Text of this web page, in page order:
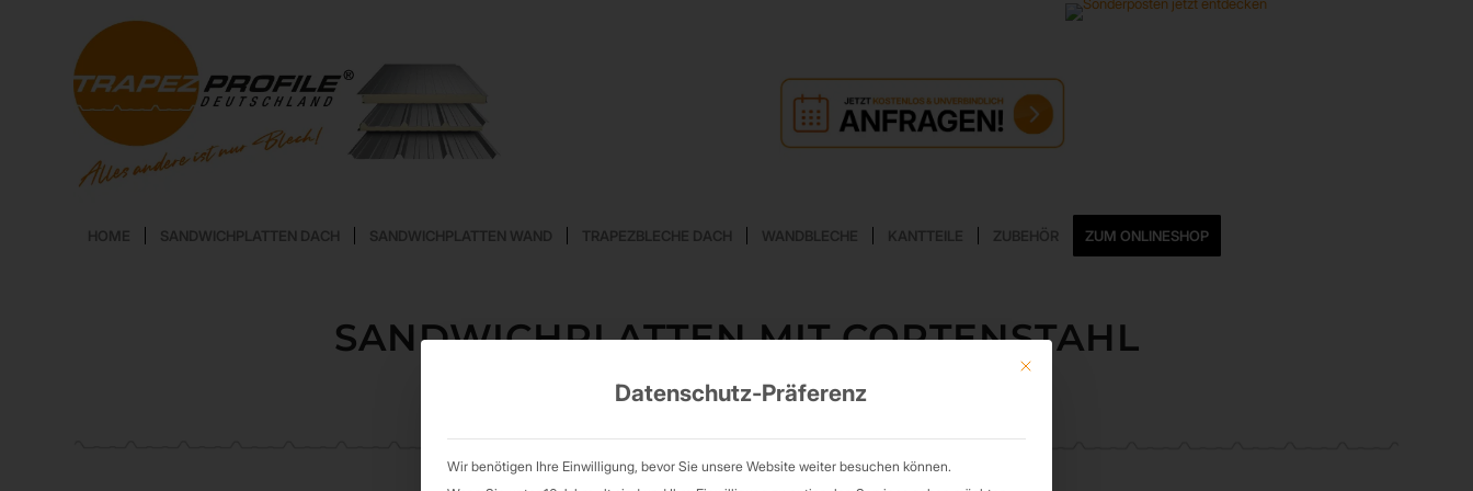
HOME SANDWICHPLATTEN DACH SANDWICHPLATTEN WAND TRAPEZBLECHE DACH WANDBLECHE KANTTEILE ZUBEHÖR ZUM ONLINESHOP
SANDWICHPLATTEN MIT CORTENSTAHL
Mit diesem Button wird der Dialog geschlossen. Seine Funktionalität ist
Datenschutz-Präferenz
Wir benötigen Ihre Einwilligung, bevor Sie unsere Website weiter besuchen können.